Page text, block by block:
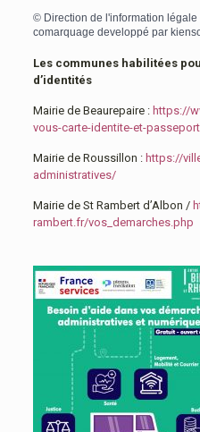
© Direction de l'information légale
comarquage developpé par
Les communes habilitées
d’identités
Mairie de Beaurepaire : https://
vous-carte-identite-et-
Mairie de Roussillon : https://
administratives/
Mairie de St Rambert d’Albon /
rambert.fr/vos_demarches.php